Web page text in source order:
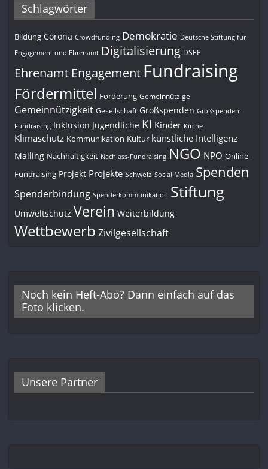
Schlagwörter
Bildung Corona Crowdfunding Demokratie Deutsche Stiftung für
Engagement und Ehrenamt Digitalisierung DSEE
Ehrenamt Engagement Fundraising
Fördermittel Förderung Gemeinnützige
Gemeinnützigkeit Gesellschaft Großspenden Großspenden-
Fundraising Inklusion Jugendliche KI Kinder Kirche
Klimaschutz Kommunikation Kultur künstliche Intelligenz
Mailing Nachhaltigkeit Nachlass-Fundraising NGO NPO Online-
Fundraising Projekt Projekte Schweiz Social Media Spenden
Spenderbindung Spenderkommunikation Stiftung
Umweltschutz Verein Weiterbildung
Wettbewerb Zivilgesellschaft
Noch kein Heft-Abo? Dann einfach auf das
Foto klicken.
Unsere Partner